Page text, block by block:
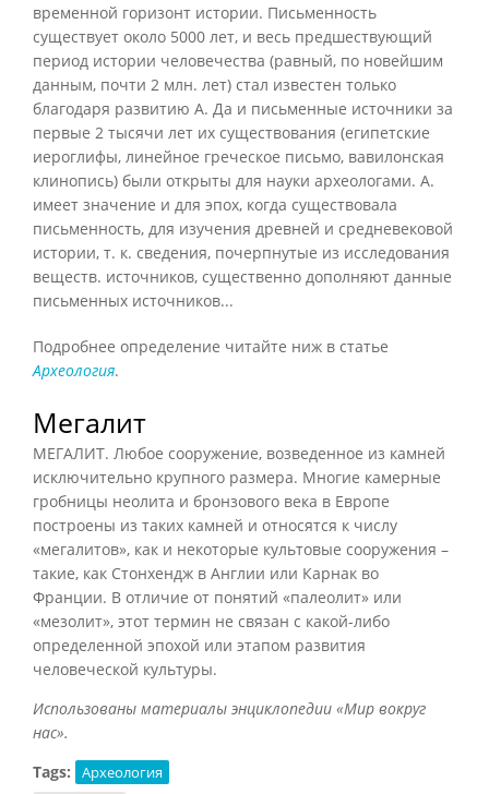
временной горизонт истории. Письменность
существует около 5000 лет, и весь предшествующий
период истории человечества (равный, по новейшим
данным, почти 2 млн. лет) стал известен только
благодаря развитию А. Да и письменные источники за
первые 2 тысячи лет их существования (египетские
иероглифы, линейное греческое письмо, вавилонская
клинопись) были открыты для науки археологами. А.
имеет значение и для эпох, когда существовала
письменность, для изучения древней и средневековой
истории, т. к. сведения, почерпнутые из исследования
веществ. источников, существенно дополняют данные
письменных источников...
Подробнее определение читайте ниж в статье
Археология.
Мегалит
МЕГАЛИТ. Любое сооружение, возведенное из камней
исключительно крупного размера. Многие камерные
гробницы неолита и бронзового века в Европе
построены из таких камней и относятся к числу
«мегалитов», как и некоторые культовые сооружения –
такие, как Стонхендж в Англии или Карнак во
Франции. В отличие от понятий «палеолит» или
«мезолит», этот термин не связан с какой-либо
определенной эпохой или этапом развития
человеческой культуры.
Использованы материалы энциклопедии «Мир вокруг
нас».
Tags:
Археология